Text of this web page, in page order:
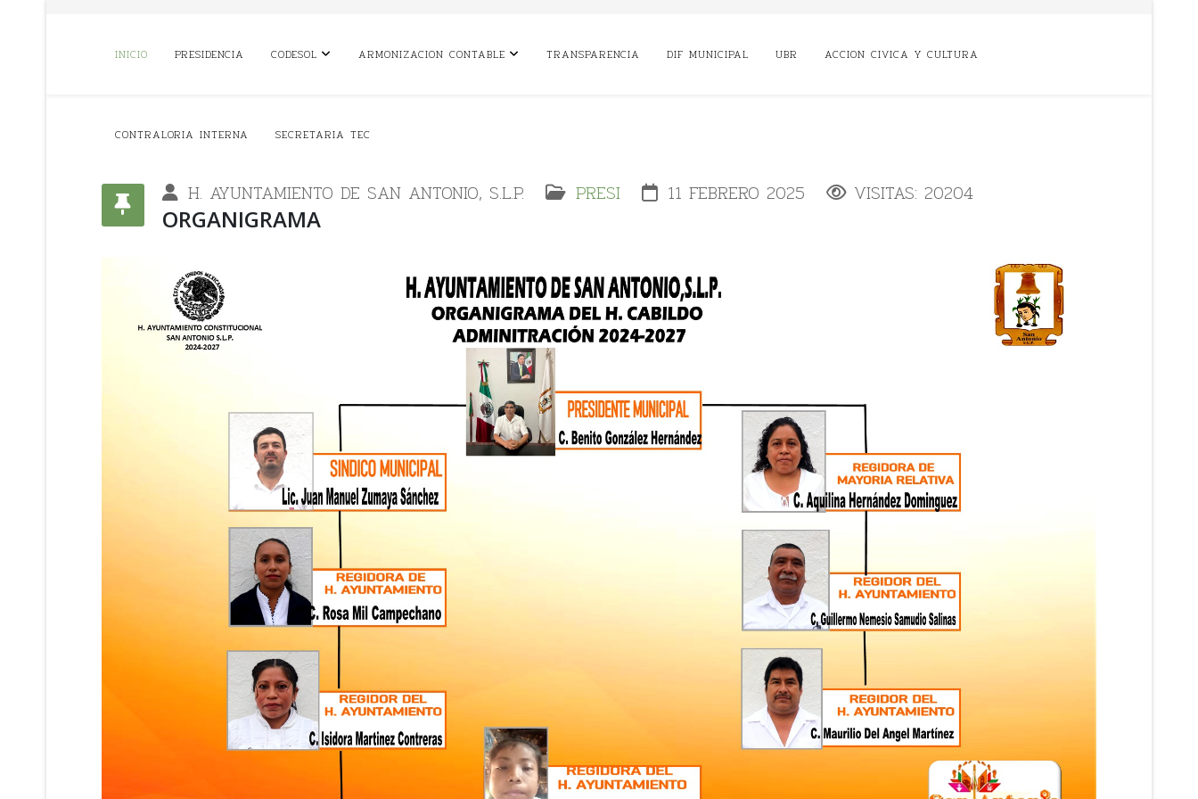
INICIO PRESIDENCIA CODESOL ARMONIZACION CONTABLE TRANSPARENCIA DIF MUNICIPAL UBR ACCION CIVICA Y CULTURA
CONTRALORIA INTERNA SECRETARIA TEC
H. AYUNTAMIENTO DE SAN ANTONIO, S.L.P. PRESI 11 FEBRERO 2025 VISITAS: 20204
ORGANIGRAMA